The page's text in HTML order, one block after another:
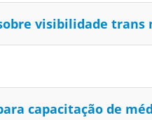
visibilidade trans
capacitação de